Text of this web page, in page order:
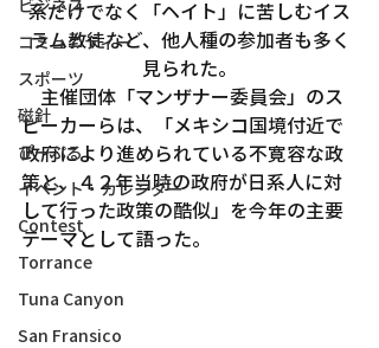
コミュニティー
スポーツ
磁針
ぴーぷる
イベント・カレンダー
Contest
Torrance
Tuna Canyon
San Fransico
系だけでなく「ヘイト」に苦しむイス
ラム教徒など、他人種の参加者も多く
見られた。
主催団体「マンザナー委員会」のス
ピーカーらは、「メキシコ国境付近で
政府により進められている不寛容な政
策と、４２年当時の政府が日系人に対
して行った政策の酷似」を今年の主要
テーマとして語った。